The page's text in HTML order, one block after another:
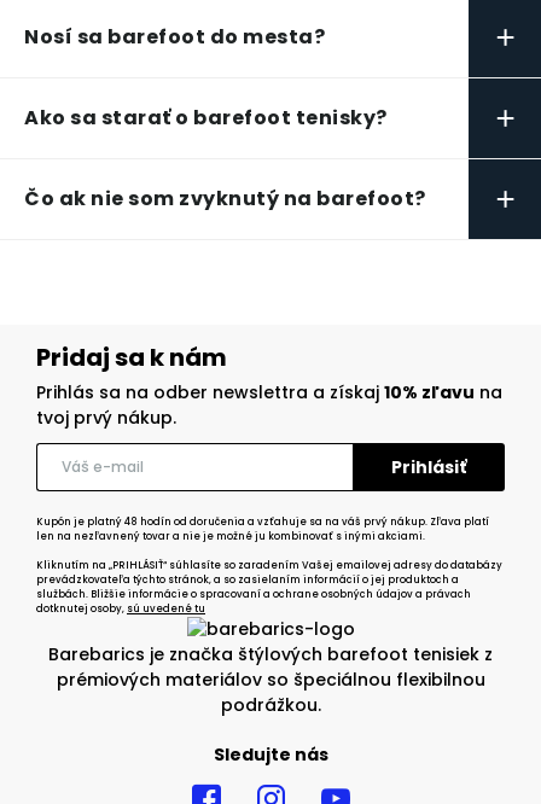
Nosí sa barefoot do mesta? +
Ako sa starať o barefoot tenisky? +
Čo ak nie som zvyknutý na barefoot? +
Barebarics je značka štýlových barefoot tenisiek z
prémiových materiálov so špeciálnou flexibilnou
podrážkou.
Sledujte nás
Pridaj sa k nám
Prihlás sa na odber newslettra a získaj 10% zľavu na
tvoj prvý nákup.
Kupón je platný 48 hodín od doručenia a vzťahuje sa na váš prvý nákup. Zľava platí
len na nezľavnený tovar a nie je možné ju kombinovať s inými akciami.
Kliknutím na „PRIHLÁSIŤ“ súhlasíte so zaradením Vašej emailovej adresy do databázy
prevádzkovateľa týchto stránok, a so zasielaním informácií o jej produktoch a
službách. Bližšie informácie o spracovaní a ochrane osobných údajov a právach
dotknutej osoby, sú uvedené tu